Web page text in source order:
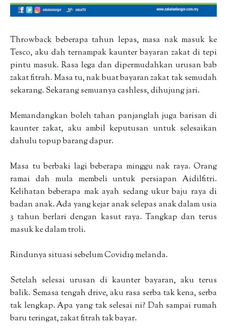
Throwback beberapa tahun lepas, masa nak masuk ke
Tesco, aku dah ternampak kaunter bayaran zakat di tepi
pintu masuk. Rasa lega dan dipermudahkan urusan bab
zakat fitrah. Masa tu, nak buat bayaran zakat tak semudah
sekarang. Sekarang semuanya cashless, dihujung jari.
Memandangkan boleh tahan panjanglah juga barisan di
kaunter zakat, aku ambil keputusan untuk selesaikan
dahulu topup barang dapur.
Masa tu berbaki lagi beberapa minggu nak raya. Orang
ramai dah mula membeli untuk persiapan Aidilfitri.
Kelihatan beberapa mak ayah sedang ukur baju raya di
badan anak. Ada yang kejar anak selepas anak dalam usia
3 tahun berlari dengan kasut raya. Tangkap dan terus
masuk ke dalam troli.
Rindunya situasi sebelum Covid19 melanda.
Setelah selesai urusan di kaunter bayaran, aku terus
balik. Semasa tengah drive, aku rasa serba tak kena, serba
tak lengkap. Apa yang tak selesai ni? Dah sampai rumah
baru teringat, zakat fitrah tak bayar.